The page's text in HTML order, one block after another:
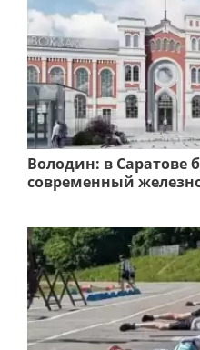
Володин: в Саратове
современный